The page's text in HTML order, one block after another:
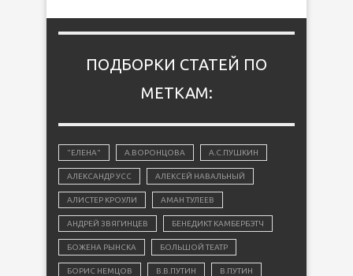
ПОДБОРКИ СТАТЕЙ ПО
МЕТКАМ:
"ЕЛЕНА" А.ВОРОНЦОВА А.С.ПУШКИН
АЛЕКСАНДР УСС АЛЕКСЕЙ НАВАЛЬНЫЙ
АЛИСТЕР КРОУЛИ АМАН ТУЛЕЕВ
АНДРЕЙ ЗВЯГИНЦЕВ БЕНЕДИКТ КАМБЕРБЭТЧ
БОЖЕНА РЫНСКА БОЛЬШОЙ ТЕАТР
БОРИС НЕМЦОВ В.В.ПУТИН В.ПУТИН